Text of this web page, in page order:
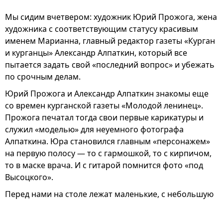
Мы сидим вчетвером: художник Юрий Прожога, жена
художника с соответствующим статусу красивым
именем Марианна, главный редактор газеты «Курган
и курганцы» Александр Алпаткин, который все
пытается задать свой «последний вопрос» и убежать
по срочным делам.
Юрий Прожога и Александр Алпаткин знакомы еще
со времен курганской газеты «Молодой ленинец».
Прожога печатал тогда свои первые карикатуры и
служил «моделью» для неуемного фотографа
Алпаткина. Юра становился главным «персонажем»
на первую полосу — то с гармошкой, то с кирпичом,
то в маске врача. И с гитарой помнится фото «под
Высоцкого».
Перед нами на столе лежат маленькие, с небольшую